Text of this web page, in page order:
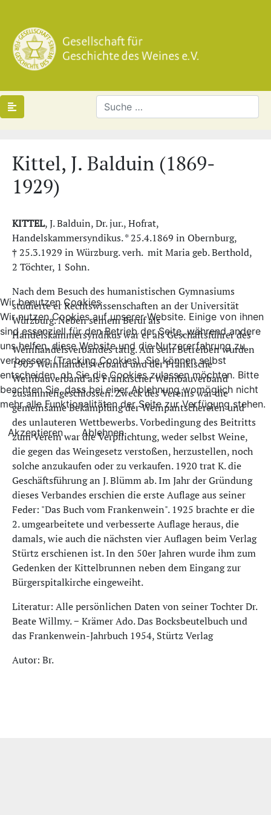
Kittel, J. Balduin (1869-
1929)
KITTEL, J. Balduin, Dr. jur., Hofrat,
Handelskammersyndikus. * 25.4.1869 in Obernburg,
† 25.3.1929 in Würzburg. verh. mit Maria geb. Berthold,
2 Töchter, 1 Sohn.
Nach dem Besuch des humanistischen Gymnasiums
studierte er Rechtswissenschaften an der Universität
Würzburg. Neben seinem Beruf als
Handelskammersyndikus war er als Geschäftsführer des
Weinhandelsverbandes tätig. Auf sein Betreiben wurden
1905 Weinhandelsverband und der Fränkische
Weinbauverband als Fränkischer Weinbauverband
zusammengeschlossen. Zweck des Vereins war die
gemeinsame Bekämpfung der Weinpantschereien und
des unlauteren Wettbewerbs. Vorbedingung des Beitritts
zum Verein war die Verpflichtung, weder selbst Weine,
die gegen das Weingesetz verstoßen, herzustellen, noch
solche anzukaufen oder zu verkaufen. 1920 trat K. die
Geschäftsführung an J. Blümm ab. Im Jahr der Gründung
dieses Verbandes erschien die erste Auflage aus seiner
Feder: "Das Buch vom Frankenwein". 1925 brachte er die
2. umgearbeitete und verbesserte Auflage heraus, die
damals, wie auch die nächsten vier Auflagen beim Verlag
Stürtz erschienen ist. In den 50er Jahren wurde ihm zum
Gedenken der Kittelbrunnen neben dem Eingang zur
Bürgerspitalkirche eingeweiht.
Literatur: Alle persönlichen Daten von seiner Tochter Dr.
Beate Willmy. − Krämer Ado. Das Bocksbeutelbuch und
das Frankenwein-Jahrbuch 1954, Stürtz Verlag
Autor: Br.
Wir benutzen Cookies
Wir nutzen Cookies auf unserer Website. Einige von ihnen
sind essenziell für den Betrieb der Seite, während andere
uns helfen, diese Website und die Nutzererfahrung zu
verbessern (Tracking Cookies). Sie können selbst
entscheiden, ob Sie die Cookies zulassen möchten. Bitte
beachten Sie, dass bei einer Ablehnung womöglich nicht
mehr alle Funktionalitäten der Seite zur Verfügung stehen.
Akzeptieren Ablehnen